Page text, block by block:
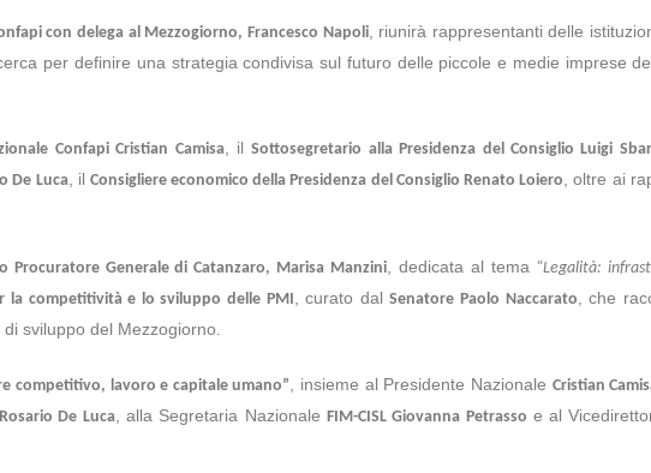
con delega al Mezzogiorno, Francesco Napoli, riunirà rappresentanti delle
per definire una strategia condivisa sul futuro delle piccole e medie imprese
Confapi Cristian Camisa, ilSottosegretario alla Presidenza del Consiglio Luigi
De Luca, il Consigliere economico della Presidenza del Consiglio Renato Loiero , oltre ai
Procuratore Generale di Catanzaro, Marisa Manzini , dedicata al tema “Legalità:
la competitività e lo sviluppo delle PMI , curato dalSenatore Paolo Naccarato , che
sviluppo del Mezzogiorno.
competitivo, lavoro e capitale umano” , insieme al Presidente Nazionale Cristian
Rosario De Luca, alla Segretaria Nazionale FIM-CISL Giovanna Petrasso e al